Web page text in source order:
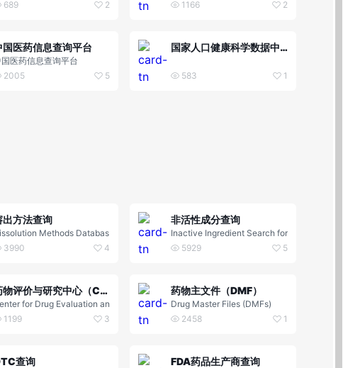
查验中心
689 2
1166
2
国医药信息查询平台
医药信息查询平台
2005
5
国家人口健康科学数据中心
583 1
出方法查询
Methods Databas
3990 4
非活性成分查询
Inactive Ingredient Search for
Approved Drug Products Sea
5929 5
药物评价与研究中心（CDER）
for Drug Evaluation an
| CDER
1199 3
药物主文件（DMF）
Drug Master Files (DMFs)
2458
1
查询 FDA药品生产商查询